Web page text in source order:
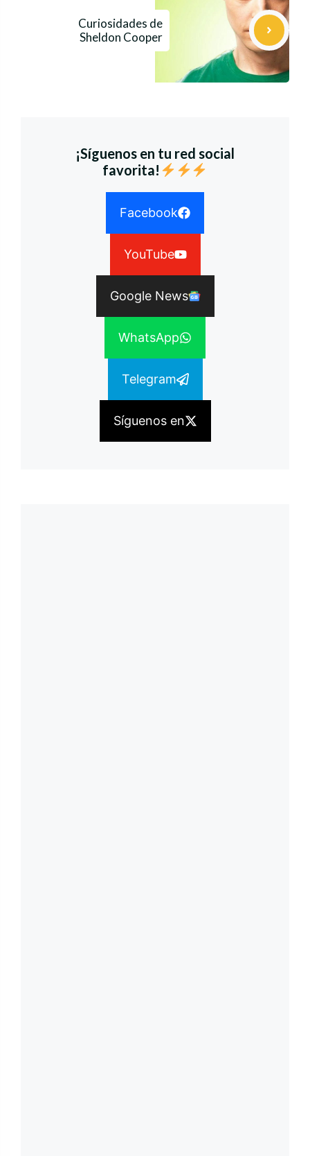
Curiosidades de
Sheldon Cooper
¡Síguenos en tu red social
favorita!
Facebook
YouTube
Google News
WhatsApp
Telegram
Síguenos en